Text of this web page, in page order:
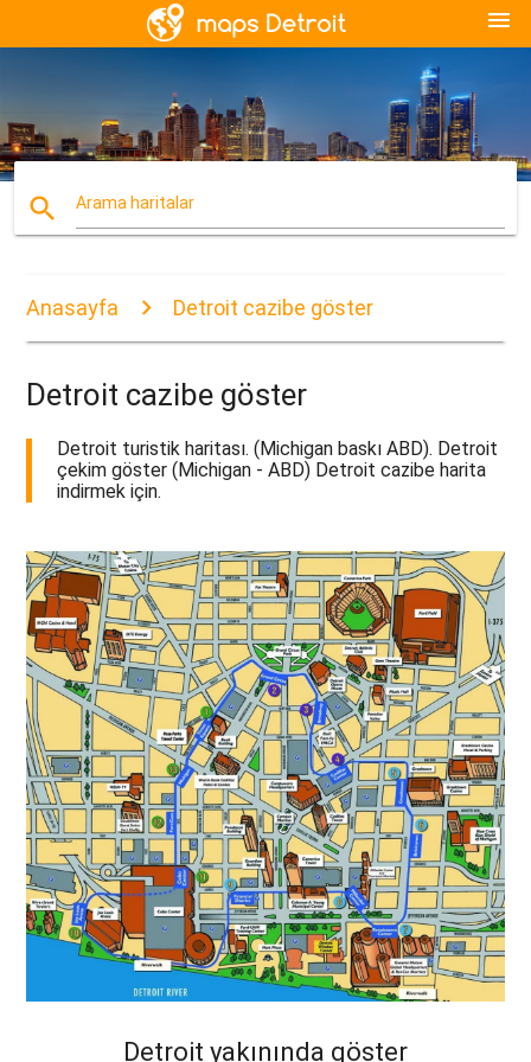
menu
search Arama haritalar
Anasayfa Detroit cazibe göster
Detroit cazibe göster
Detroit turistik haritası. (Michigan baskı ABD). Detroit
çekim göster (Michigan - ABD) Detroit cazibe harita
indirmek için.
Detroit yakınında göster